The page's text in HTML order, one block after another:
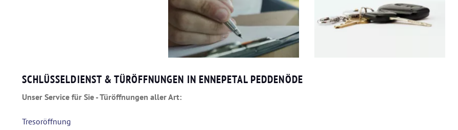
SCHLÜSSELDIENST & TÜRÖFFNUNGEN IN ENNEPETAL PEDDENÖDE
Unser Service für Sie - Türöffnungen aller Art:
Tresoröffnung